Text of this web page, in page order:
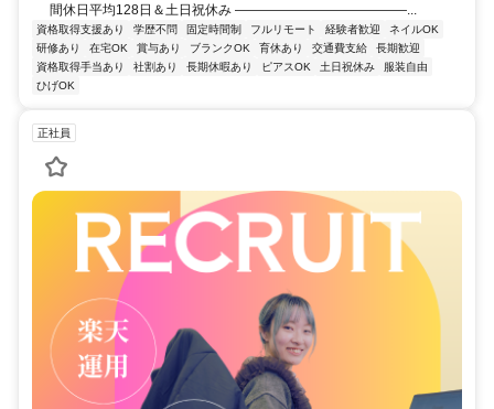
間休日平均128日＆土日祝休み ―――――――――――――...
資格取得支援あり 学歴不問 固定時間制 フルリモート 経験者歓迎
ネイルOK
研修あり
在宅OK 賞与あり ブランクOK 育休あり 交通費支給
長期歓迎
資格取得手当あり
社割あり 長期休暇あり ピアスOK 土日祝休み
服装自由
ひげOK
正社員